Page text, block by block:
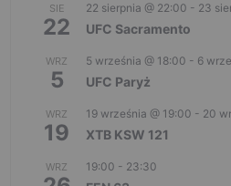
SIE
22
22 sierpnia @ 22:00 - 23
UFC Sacramento
WRZ
5
5 września @ 18:00 - 6
UFC Paryż
WRZ
19
19 września @ 19:00 - 20
XTB KSW 121
WRZ 19:00 - 23:30